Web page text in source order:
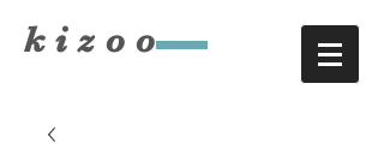
​kizoo